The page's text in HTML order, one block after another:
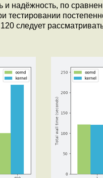
надёжность, по
тестировании
следует